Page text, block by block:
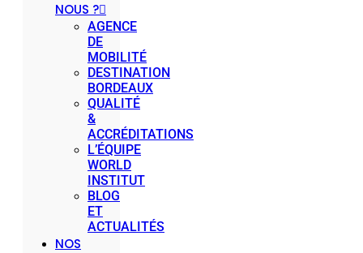
NOUS ?
AGENCE
DE
MOBILITÉ
DESTINATION
BORDEAUX
QUALITÉ
&
ACCRÉDITATIONS
L’ÉQUIPE
WORLD
INSTITUT
BLOG
ET
ACTUALITÉS
NOS